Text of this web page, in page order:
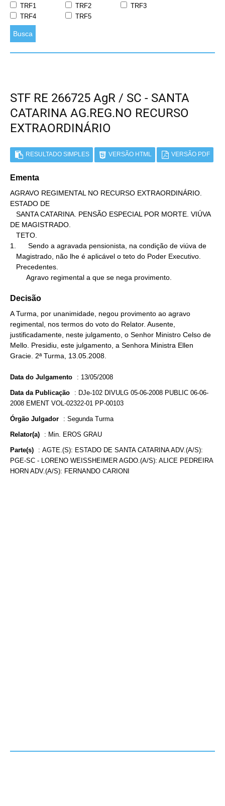
TRF1
TRF2
TRF3
TRF4
TRF5
Busca
STF RE 266725 AgR / SC - SANTA
CATARINA AG.REG.NO RECURSO
EXTRAORDINÁRIO
RESULTADO SIMPLES VERSÃO HTML VERSÃO PDF
Ementa
AGRAVO REGIMENTAL NO RECURSO EXTRAORDINÁRIO.
ESTADO DE
DE MAGISTRADO.
1.      Sendo a agravada pensionista, na condição de viúva de
        Agravo regimental a que se nega provimento.
Decisão
A Turma, por unanimidade, negou provimento ao agravo
regimental, nos termos do voto do Relator. Ausente,
justificadamente, neste julgamento, o Senhor Ministro Celso de
Mello. Presidiu, este julgamento, a Senhora Ministra Ellen
Gracie. 2ª Turma, 13.05.2008.
Data do Julgamento : 13/05/2008
Data da Publicação : DJe-102 DIVULG 05-06-2008 PUBLIC 06-06-
2008 EMENT VOL-02322-01 PP-00103
Órgão Julgador : Segunda Turma
Relator(a) : Min. EROS GRAU
Parte(s) : AGTE.(S): ESTADO DE SANTA CATARINA ADV.(A/S):
PGE-SC - LORENO WEISSHEIMER AGDO.(A/S): ALICE PEDREIRA
HORN ADV.(A/S): FERNANDO CARIONI